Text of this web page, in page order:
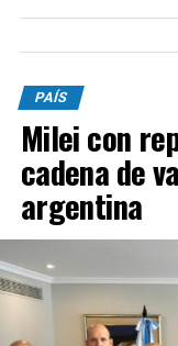
PAÍS
Milei con
cadena de
argentina